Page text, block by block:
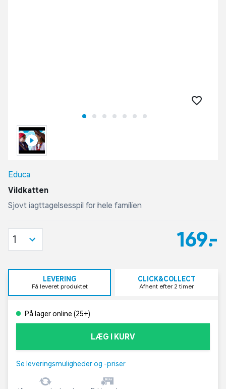
Educa
Vildkatten
Sjovt iagttagelsesspil for hele familien
169,-
1
LEVERING
Få leveret produktet
CLICK&COLLECT
Afhent efter 2 timer
På lager online (25+)
LÆG I KURV
Se leveringsmuligheder og -priser